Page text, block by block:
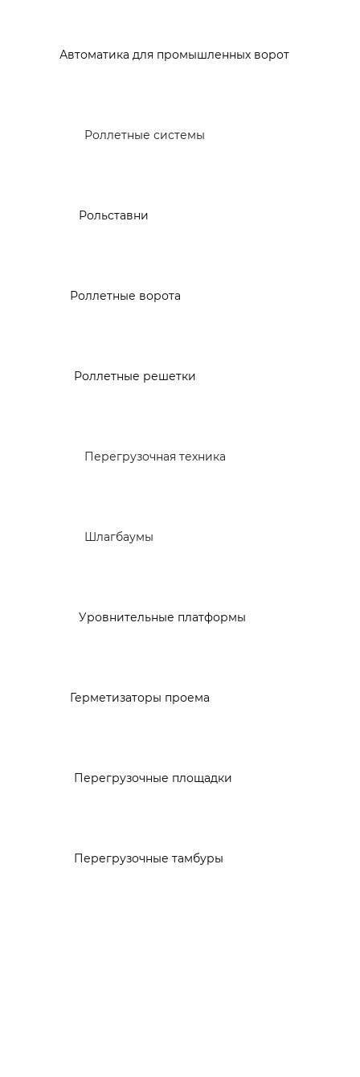
Автоматика для промышленных ворот
Роллетные системы
Рольставни
Роллетные ворота
Роллетные решетки
Перегрузочная техника
Шлагбаумы
Уровнительные платформы
Герметизаторы проема
Перегрузочные площадки
Перегрузочные тамбуры